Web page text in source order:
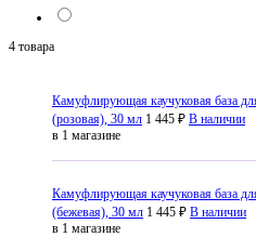
4 товара
Камуфлирующая каучуковая база
(розовая), 30 мл 1 445 ₽ В наличии
в 1 магазине
Камуфлирующая каучуковая база
(бежевая), 30 мл 1 445 ₽ В наличии
в 1 магазине